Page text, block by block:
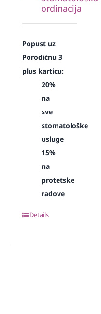
ordinacija
Popust uz
Porodičnu 3
plus karticu:
20%
na
sve
stomatološke
usluge
15%
na
protetske
radove
Details